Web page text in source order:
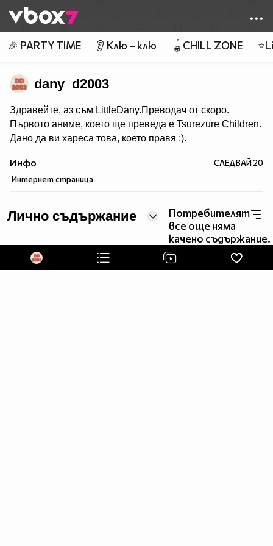
👾
🎉 PARTY TIME 👂 Клю – клю 🪀CHILL ZONE
dany_d2003
Здравейте, аз съм LittleDany.Преводач от скоро.
Първото аниме, което ще преведа е Tsurezure Children.
Дано да ви хареса това, което правя :).
Инфо СЛЕДВАЙ20
Интернет страница
Лично съдържание
Потребителят
все още няма
качено съдържание.